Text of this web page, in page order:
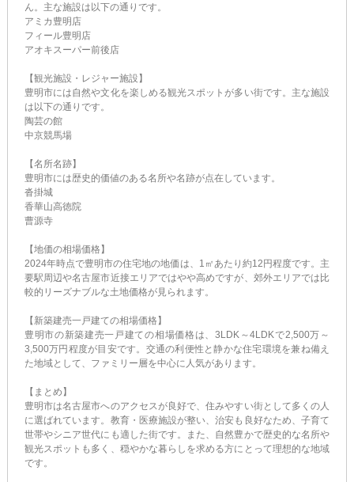
ん。主な施設は以下の通りです。
アミカ豊明店
フィール豊明店
アオキスーパー前後店
【観光施設・レジャー施設】
豊明市には自然や文化を楽しめる観光スポットが多い街です。主な施設
は以下の通りです。
陶芸の館
中京競馬場
【名所名跡】
豊明市には歴史的価値のある名所や名跡が点在しています。
沓掛城
香華山高徳院
曹源寺
【地価の相場価格】
2024年時点で豊明市の住宅地の地価は、1㎡あたり約12円程度です。主
要駅周辺や名古屋市近接エリアではやや高めですが、郊外エリアでは比
較的リーズナブルな土地価格が見られます。
【新築建売一戸建ての相場価格】
豊明市の新築建売一戸建ての相場価格は、3LDK～4LDKで2,500万～
3,500万円程度が目安です。交通の利便性と静かな住宅環境を兼ね備え
た地域として、ファミリー層を中心に人気があります。
【まとめ】
豊明市は名古屋市へのアクセスが良好で、住みやすい街として多くの人
に選ばれています。教育・医療施設が整い、治安も良好なため、子育て
世帯やシニア世代にも適した街です。また、自然豊かで歴史的な名所や
観光スポットも多く、穏やかな暮らしを求める方にとって理想的な地域
です。